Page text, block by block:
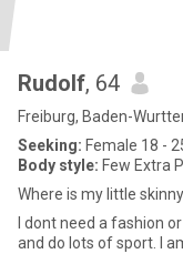
Rudolf, 64
Freiburg, Baden-
Seeking: Female 18 -
Body style: Few Extra
Where is my little
I dont need a fashion
and do lots of sport. I